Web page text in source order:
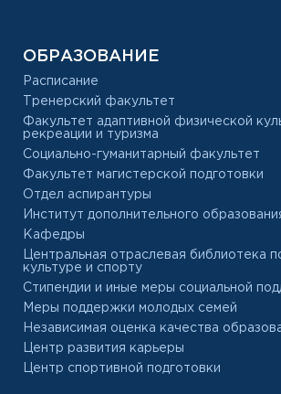
ОБРАЗОВАНИЕ
Расписание
Тренерский факультет
Факультет адаптивной физической
рекреации и туризма
Социально-гуманитарный факультет
Факультет магистерской подготовки
Отдел аспирантуры
Институт дополнительного
Кафедры
Центральная отраслевая библиотека
культуре и спорту
Стипендии и иные меры социальной
Меры поддержки молодых семей
Независимая оценка качества
Центр развития карьеры
Центр спортивной подготовки